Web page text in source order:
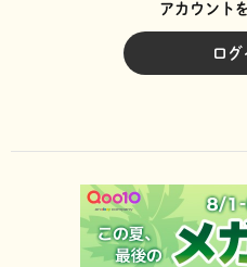
アカウント
ログ